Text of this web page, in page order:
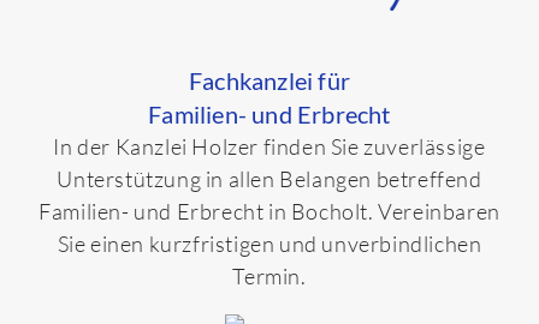
Fachkanzlei für
Familien- und Erbrecht
In der Kanzlei Holzer finden Sie zuverlässige
Unterstützung in allen Belangen betreffend
Familien- und Erbrecht in Bocholt. Vereinbaren
Sie einen kurzfristigen und unverbindlichen
Termin.